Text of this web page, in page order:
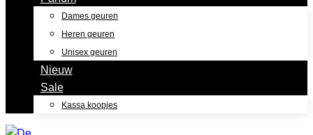
Dames geuren
Heren geuren
Unisex geuren
Nieuw
Sale
Kassa koopjes